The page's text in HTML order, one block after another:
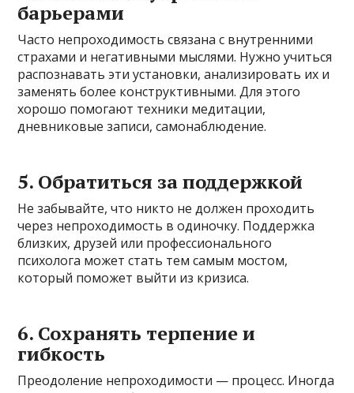
барьерами
Часто непроходимость связана с внутренними
страхами и негативными мыслями. Нужно учиться
распознавать эти установки, анализировать их и
заменять более конструктивными. Для этого
хорошо помогают техники медитации,
дневниковые записи, самонаблюдение.
5. Обратиться за поддержкой
Не забывайте, что никто не должен проходить
через непроходимость в одиночку. Поддержка
близких, друзей или профессионального
психолога может стать тем самым мостом,
который поможет выйти из кризиса.
6. Сохранять терпение и
гибкость
Преодоление непроходимости — процесс. Иногда